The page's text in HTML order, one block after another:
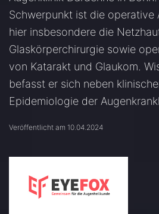
Schwerpunkt ist die operative
hier insbesondere die
Glaskörperchirurgie sowie
von Katarakt und Glaukom.
befasst er sich neben
Epidemiologie der
Veröffentlicht am 10.04.2024